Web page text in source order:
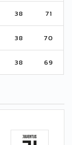
38 71
38 70
38 69